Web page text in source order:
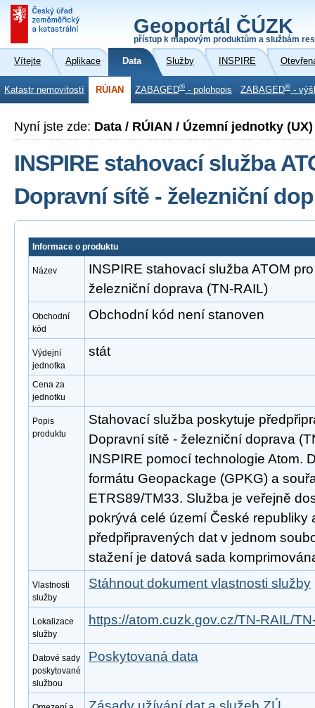
Geoportál ČÚZK
přístup k mapovým produktům a službám
Vítejte Aplikace Data Služby INSPIRE
Katastr nemovitostí RÚIAN ZABAGED® - polohopis ZABAGED® -
Nyní jste zde: Data / RÚIAN / Územní jednotky (UX)
INSPIRE stahovací služba
Dopravní sítě - železniční
Informace o produktu
Název
INSPIRE stahovací služba ATOM
železniční doprava (TN-RAIL)
Obchodní
kód
Obchodní kód není stanoven
Výdejní
jednotka
stát
Cena za
jednotku
Popis
produktu
Stahovací služba poskytuje
Dopravní sítě - železniční doprava
INSPIRE pomocí technologie Atom.
formátu Geopackage (GPKG) a
ETRS89/TM33. Služba je veřejně
pokrývá celé území České republiky
předpřipravených dat v jednom
stažení je datová sada
Vlastnosti
služby
Stáhnout dokument vlastnosti služby
Lokalizace
služby
https://atom.cuzk.gov.cz/TN-RAIL/
Datové sady
poskytované
službou
Poskytovaná data